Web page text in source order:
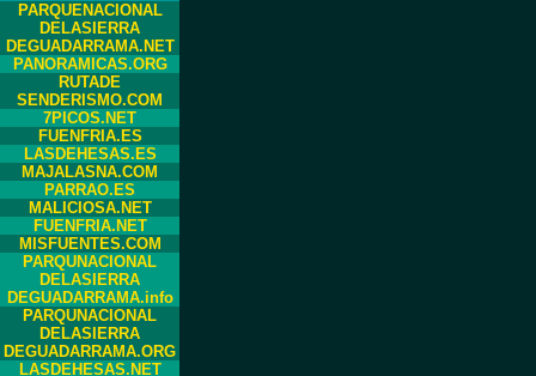
PARQUENACIONAL
DELASIERRA
DEGUADARRAMA.NET
PANORAMICAS.ORG
RUTADE
SENDERISMO.COM
7PICOS.NET
FUENFRIA.ES
LASDEHESAS.ES
MAJALASNA.COM
PARRAO.ES
MALICIOSA.NET
FUENFRIA.NET
MISFUENTES.COM
PARQUNACIONAL
DELASIERRA
DEGUADARRAMA.info
PARQUNACIONAL
DELASIERRA
DEGUADARRAMA.ORG
LASDEHESAS.NET